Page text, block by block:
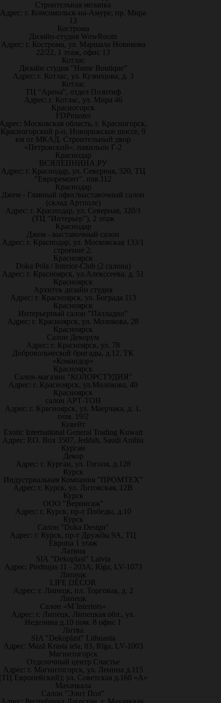
Строительная мозаика
Адрес: г. Комсомольск-на-Амуре, пр. Мира
13
Кострома
Дизайн-студия WowRoom
Адрес: г. Кострома, ул. Маршала Новикова
22/22, 1 этаж, офис 13
Котлас
Дизайн студия "Home Boutique"
Адрес: г. Котлас, ул. Кузнецова, д. 3
Котлас
ТЦ "Арена", отдел Позитиф
Адрес: г. Котлас, ул. Мира 46
Красногорск
FDPmaster
Московская область, г. Красногорск,
Красногорский р-н, Новорижское шоссе, 9
км от МКАД. Строительный двор
«Петровский», павильон Г-2
Краснодар
ВСЯЛЕПНИНА.РУ
Адрес: г. Краснодар, ул. Северная, 320, ТЦ
"Евроремонт", пав.112
Краснодар
Джем - Главный офис/выставочный салон
(склад Артполе)
Адрес: г. Краснодар, ул. Северная, 320/1
(ТЦ "Интерьер"), 2 этаж
Краснодар
Джем - выставочный салон
Адрес: г. Краснодар, ул. Московская 133/1
строение 2.
Красноярск
Doka Pola / Interior-Club (2 салона)
Адрес: г. Красноярск, ул.Алекссеева, д. 51
Красноярск
Архитек дизайн студия
Адрес: г. Красноярск, ул. Бограда 113
Красноярск
Интерьерный салон "Палладио"
Адрес: г. Красноярск, ул. Молокова, 28
Красноярск
Салон Декорум
Адрес: г. Красноярск, ул. 78
Добровольческой бригады, д.12, ТК
«Командор»
Красноярск
Салон-магазин "КОЛОРСТУДИЯ"
Адрес: г. Красноярск, ул.Молокова, 40
Красноярск
салон АРТ-ТОН
Адрес: г. Красноярск, ул. Маерчака, д. 1,
пом. 19/2
Кувейт
Exotic International General Trading Kuwait
Адрес: P.O. Box 3507, Jeddah, Saudi Arabia
Курган
Декор
Адрес: г. Курган, ул. Гоголя, д.128
Курск
Индустриальная Компания "ПРОМТЕХ"
Адрес: г. Курск, ул. Литовская, 12В
Курск
ООО "Вернисаж"
Адрес: г. Курск, пр-т Победы, д.10
Курск
Салон "Doka Design"
Адрес: г. Курск, пр-т Дружбы 9А, ТЦ
Европа 1 этаж
Латвия
SIA "Dekoplast" Latvia
Адрес: Piedrujas 11 - 203A, Riga, LV-1073
Липецк
LIFE DÉCOR
Адрес: г. Липецк, пл. Торговая, д. 2
Липецк
Салон «M`Interiors»
Адрес: г. Липецк, Липецкая обл., ул.
Неделина д.10 пом. 8 офис 1
Литва
SIA "Dekoplast" Lithuania
Адрес: Mazā Krasta iela, 83, Rīga, LV-1003
Магнитогорск
Отделочный центр Счастье
Адрес: г. Магнитогорск, ул. Ленина д.115
Европейский); ул. Советская д.160 «А»
Махачкала
Салон "Элит Пол"
Адрес: Республика Дагестан, г. Махачкала,